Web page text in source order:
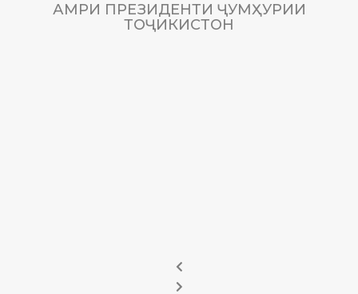
АМРИ ПРЕЗИДЕНТИ ҶУМҲУРИИ
ТОҶИКИСТОН